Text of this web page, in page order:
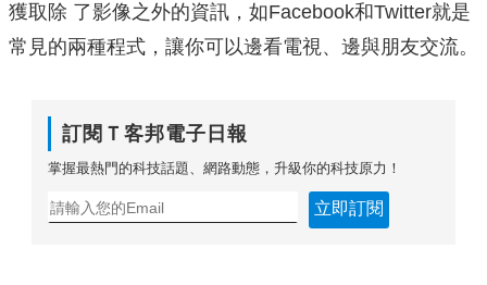
獲取除 了影像之外的資訊，如Facebook和Twitter就是
常見的兩種程式，讓你可以邊看電視、邊與朋友交流。
訂閱Ｔ客邦電子日報
掌握最熱門的科技話題、網路動態，升級你的科技原力！
立即訂閱